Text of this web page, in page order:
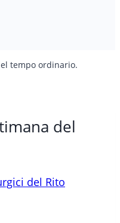
tempo ordinario.
del
del Rito